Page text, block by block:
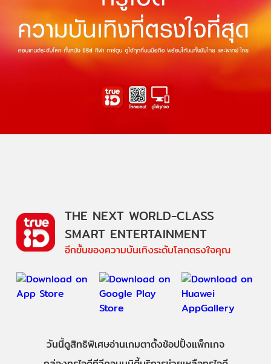
THE NEXT WORLD-CLASS
SMART ENTERTAINMENT
อีกขั้นของความบันเทิงระดับโลกตรงใจคุณ
วันนี้ดูสิทธิพิเศษอ่านเกมตาตั้งช้อปปิ้งแพ็กเกจ